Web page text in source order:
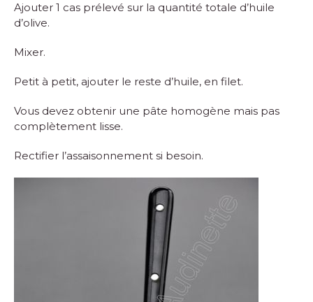
Ajouter 1 cas prélevé sur la quantité totale d’huile
d’olive.
Mixer.
Petit à petit, ajouter le reste d’huile, en filet.
Vous devez obtenir une pâte homogène mais pas
complètement lisse.
Rectifier l’assaisonnement si besoin.